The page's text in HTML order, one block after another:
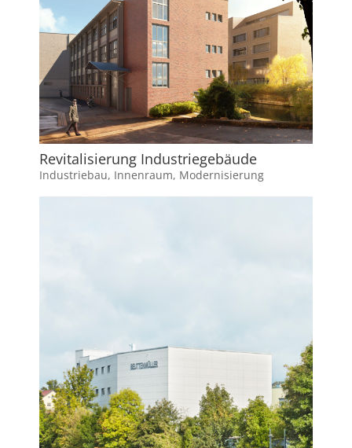
Revitalisierung Industriegebäude
Industriebau, Innenraum, Modernisierung